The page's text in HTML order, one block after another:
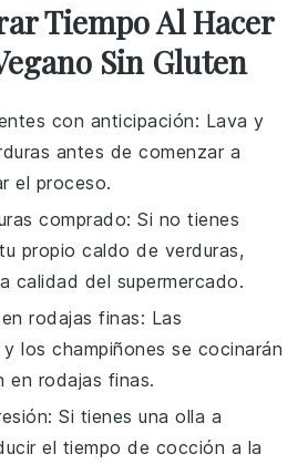
Tiempo Al Hacer
Sin Gluten
con anticipación: Lava y
antes de comenzar a
el proceso.
comprado: Si no tienes
propiocaldo de verduras,
calidad del supermercado.
rodajas finas: Las
y loschampiñones se cocinarán
en rodajas finas.
: Si tienes unaolla a
el tiempo de cocción a la